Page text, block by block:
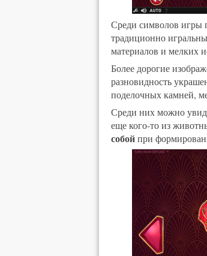
Среди символов игры
традиционно
материалов и мелких
Более дорогие
разновидность
поделочных камней,
Среди них можно
еще кого-то из
собойпри